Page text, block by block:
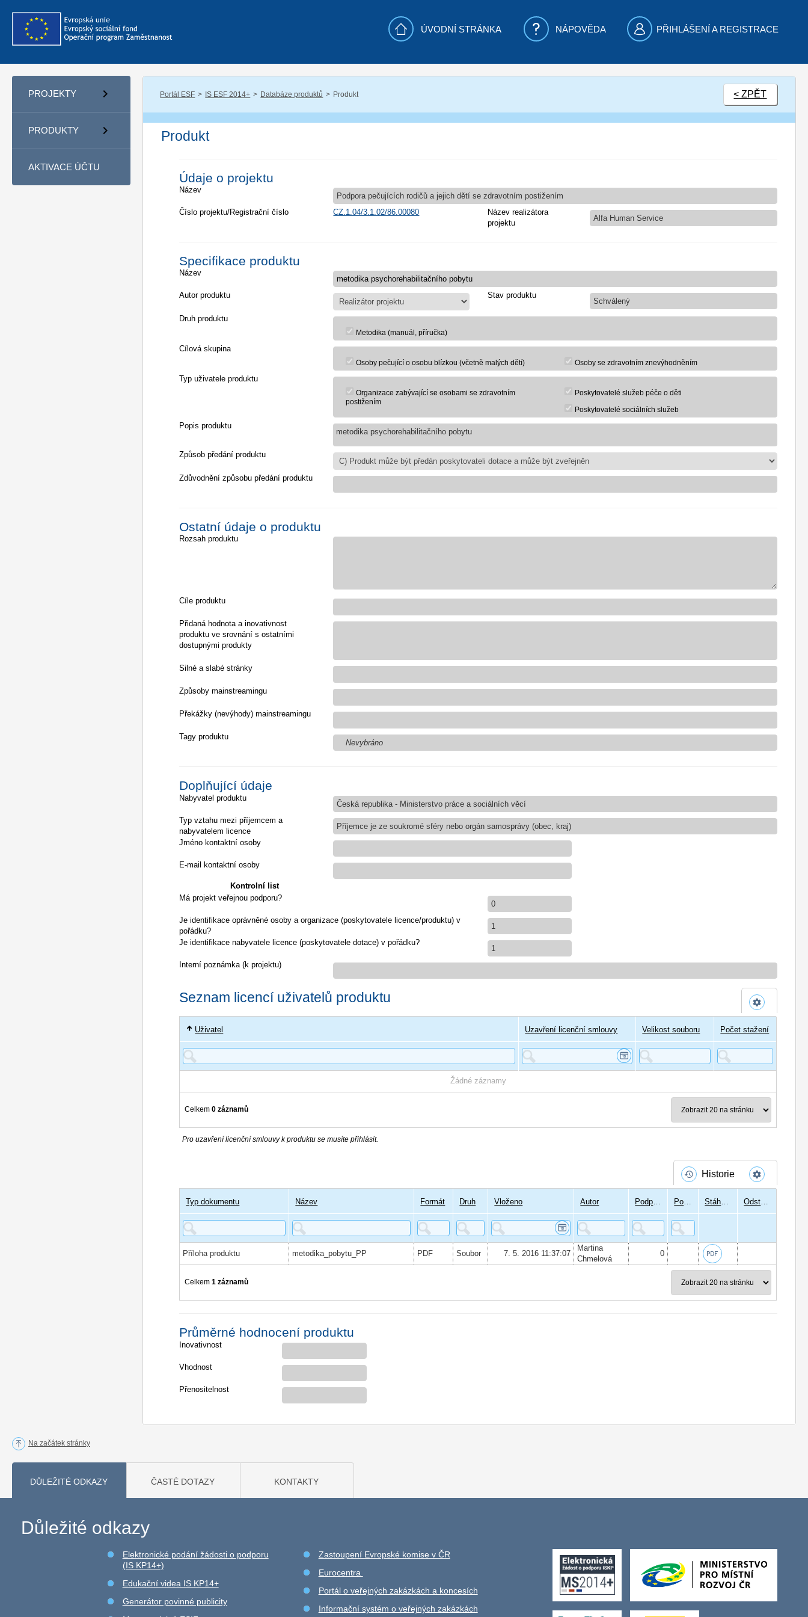
ÚVODNÍ STRÁNKA NÁPOVĚDA PŘIHLÁŠENÍ A REGISTRACE
PROJEKTY
PRODUKTY
AKTIVACE ÚČTU
Portál ESF IS ESF 2014+ Databáze produktů Produkt < ZPĚT
Produkt
Údaje o projektu
Název
Podpora pečujících rodičů a jejich dětí se zdravotním postižením
Číslo projektu/Registrační číslo
CZ.1.04/3.1.02/86.00080
Název realizátora
projektu
Alfa Human Service
Specifikace produktu
Název
Autor produktu Stav produktu
Schválený
Druh produktu
Metodika (manuál, příručka)
Cílová skupina
Osoby pečující o osobu blízkou (včetně malých dětí) Osoby se zdravotním znevýhodněním
Typ uživatele produktu
Organizace zabývající se osobami se zdravotním
postižením
Poskytovatelé služeb péče o děti
Poskytovatelé sociálních služeb
Popis produktu
metodika psychorehabilitačního pobytu
Způsob předání produktu
Zdůvodnění způsobu předání produktu
Ostatní údaje o produktu
Rozsah produktu
Cíle produktu
Přidaná hodnota a inovativnost
produktu ve srovnání s ostatními
dostupnými produkty
Silné a slabé stránky
Způsoby mainstreamingu
Překážky (nevýhody) mainstreamingu
Tagy produktu
Nevybráno
Doplňující údaje
Nabyvatel produktu
Česká republika - Ministerstvo práce a sociálních věcí
Typ vztahu mezi příjemcem a
nabyvatelem licence
Příjemce je ze soukromé sféry nebo orgán samosprávy (obec, kraj)
Jméno kontaktní osoby
E-mail kontaktní osoby
Kontrolní list
Má projekt veřejnou podporu?
0
Je identifikace oprávněné osoby a organizace (poskytovatele licence/produktu) v
pořádku?
1
Je identifikace nabyvatele licence (poskytovatele dotace) v pořádku?
1
Interní poznámka (k projektu)
Seznam licencí uživatelů produktu
Uživatel Uzavření licenční smlouvy Velikost souboru Počet stažení
Žádné záznamy
Celkem 0 záznamů
Pro uzavření licenční smlouvy k produktu se musíte přihlásit.
Historie
Typ dokumentu Název Formát Druh Vloženo Autor Podpisů Podepsal Stáhnout Odstranit
Příloha produktu metodika_pobytu_PP PDF Soubor 7. 5. 2016 11:37:07
Martina
Chmelová
0
Celkem 1 záznamů
Průměrné hodnocení produktu
Inovativnost
Vhodnost
Přenositelnost
Na začátek stránky
DŮLEŽITÉ ODKAZY ČASTÉ DOTAZY KONTAKTY
Důležité odkazy
Elektronické podání žádosti o podporu
(IS KP14+)
Edukační videa IS KP14+
Generátor povinné publicity
Zastoupení Evropské komise v ČR
Eurocentra
Portál o veřejných zakázkách a koncesích
Informační systém o veřejných zakázkách